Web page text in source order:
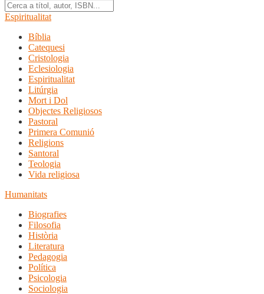
Espiritualitat
Bíblia
Catequesi
Cristologia
Eclesiologia
Espiritualitat
Litúrgia
Mort i Dol
Objectes Religiosos
Pastoral
Primera Comunió
Religions
Santoral
Teologia
Vida religiosa
Humanitats
Biografies
Filosofia
Història
Literatura
Pedagogia
Política
Psicologia
Sociologia